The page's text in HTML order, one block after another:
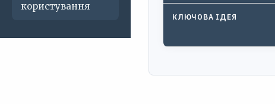
користування
КЛЮЧОВА ІДЕЯ